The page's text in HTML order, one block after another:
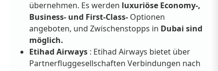
übernehmen. Es werden luxuriöse Economy-,
Business- und First-Class- Optionen
angeboten, und Zwischenstopps in Dubai sind
möglich.
Etihad Airways : Etihad Airways bietet über
Partnerfluggesellschaften Verbindungen nach